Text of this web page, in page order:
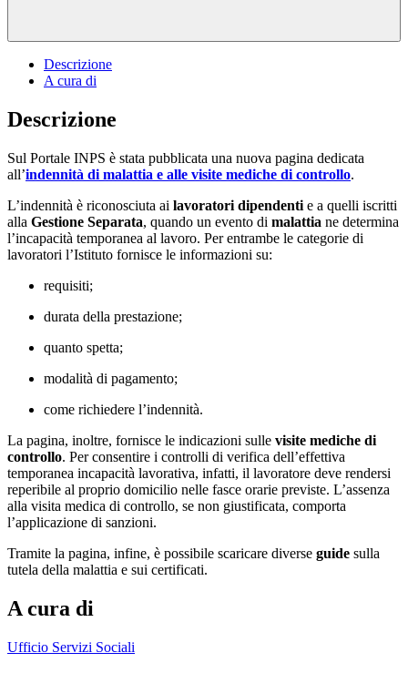
Descrizione
A cura di
Descrizione
Sul Portale INPS è stata pubblicata una nuova pagina dedicata
all’indennità di malattia e alle visite mediche di controllo.
L’indennità è riconosciuta ai lavoratori dipendenti e a quelli iscritti
alla Gestione Separata, quando un evento di malattia ne determina
l’incapacità temporanea al lavoro. Per entrambe le categorie di
lavoratori l’Istituto fornisce le informazioni su:
requisiti;
durata della prestazione;
quanto spetta;
modalità di pagamento;
come richiedere l’indennità.
La pagina, inoltre, fornisce le indicazioni sulle visite mediche di
controllo. Per consentire i controlli di verifica dell’effettiva
temporanea incapacità lavorativa, infatti, il lavoratore deve rendersi
reperibile al proprio domicilio nelle fasce orarie previste. L’assenza
alla visita medica di controllo, se non giustificata, comporta
l’applicazione di sanzioni.
Tramite la pagina, infine, è possibile scaricare diverse guide sulla
tutela della malattia e sui certificati.
A cura di
Ufficio Servizi Sociali